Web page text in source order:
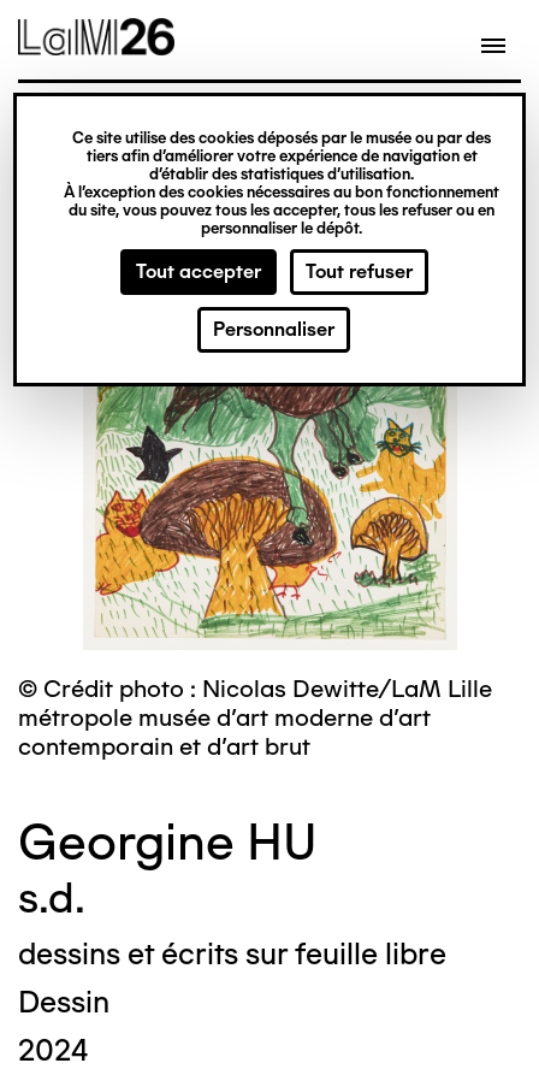
Gestion des cookies
Ce site utilise des cookies déposés par le musée ou par des
tiers afin d’améliorer votre expérience de navigation et
d’établir des statistiques d’utilisation.
À l’exception des cookies nécessaires au bon fonctionnement
du site, vous pouvez tous les accepter, tous les refuser ou en
personnaliser le dépôt.
Tout accepter Tout refuser
Personnaliser
contenu
© Crédit photo : Nicolas Dewitte/LaM Lille
métropole musée d’art moderne d’art
contemporain et d’art brut
Georgine HU
s.d.
dessins et écrits sur feuille libre
Dessin
2024